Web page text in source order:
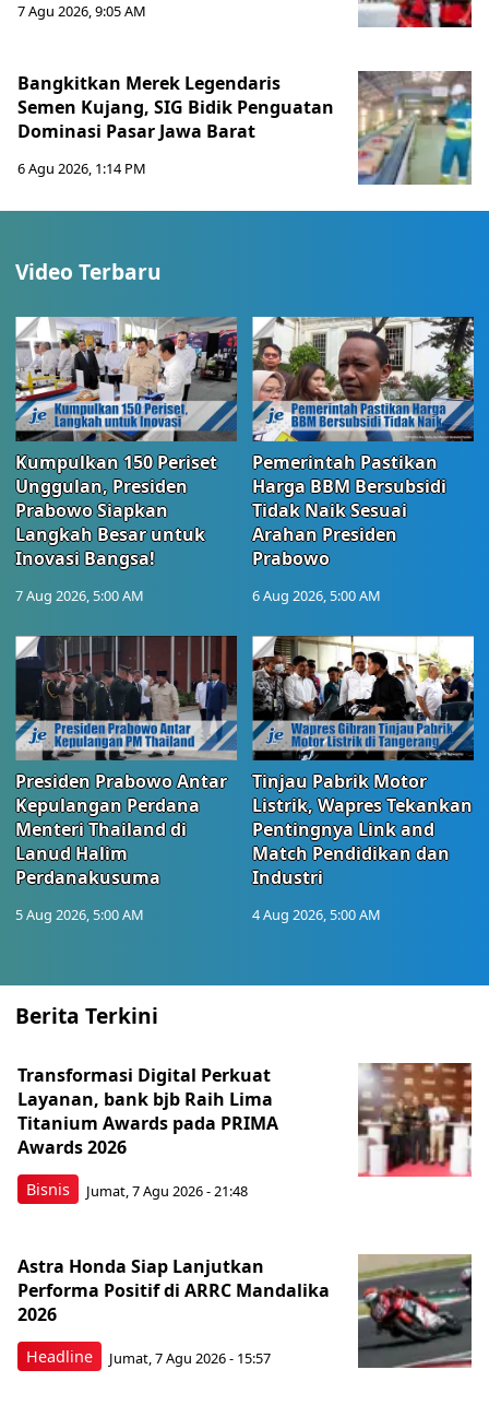
7 Agu 2026, 9:05 AM
Bangkitkan Merek Legendaris
Semen Kujang, SIG Bidik Penguatan
Dominasi Pasar Jawa Barat
6 Agu 2026, 1:14 PM
Video Terbaru
Kumpulkan 150 Periset
Unggulan, Presiden
Prabowo Siapkan
Langkah Besar untuk
Inovasi Bangsa!
7 Aug 2026, 5:00 AM
Pemerintah Pastikan
Harga BBM Bersubsidi
Tidak Naik Sesuai
Arahan Presiden
Prabowo
6 Aug 2026, 5:00 AM
Presiden Prabowo Antar
Kepulangan Perdana
Menteri Thailand di
Lanud Halim
Perdanakusuma
5 Aug 2026, 5:00 AM
Tinjau Pabrik Motor
Listrik, Wapres Tekankan
Pentingnya Link and
Match Pendidikan dan
Industri
4 Aug 2026, 5:00 AM
Berita Terkini
Bisnis
Transformasi Digital Perkuat
Layanan, bank bjb Raih Lima
Titanium Awards pada PRIMA
Awards 2026
Jumat, 7 Agu 2026 - 21:48
Headline
Astra Honda Siap Lanjutkan
Performa Positif di ARRC Mandalika
2026
Jumat, 7 Agu 2026 - 15:57